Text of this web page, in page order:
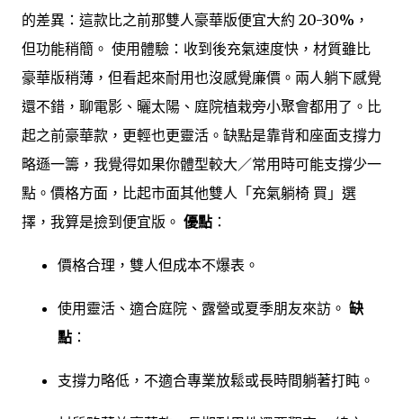
的差異：這款比之前那雙人豪華版便宜大約 20-30%，
但功能稍簡。 使用體驗：收到後充氣速度快，材質雖比
豪華版稍薄，但看起來耐用也沒感覺廉價。兩人躺下感覺
還不錯，聊電影、曬太陽、庭院植栽旁小聚會都用了。比
起之前豪華款，更輕也更靈活。缺點是靠背和座面支撐力
略遜一籌，我覺得如果你體型較大／常用時可能支撐少一
點。價格方面，比起市面其他雙人「充氣躺椅 買」選
擇，我算是撿到便宜版。 優點 ：
價格合理，雙人但成本不爆表。
使用靈活、適合庭院、露營或夏季朋友來訪。 缺
點 ：
支撐力略低，不適合專業放鬆或長時間躺著打盹。